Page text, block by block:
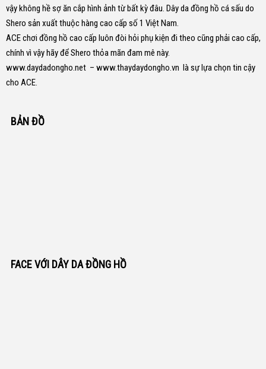
vậy không hề sợ ăn cắp hình ảnh từ bất kỳ đâu. Dây da đồng hồ cá sấu do
Shero sản xuất thuộc hàng cao cấp số 1 Việt Nam.
ACE chơi đồng hồ cao cấp luôn đòi hỏi phụ kiện đi theo cũng phải cao cấp,
chính vì vậy hãy để Shero thỏa mãn đam mê này.
www.daydadongho.net – www.thaydaydongho.vn là sự lựa chọn tin cậy
cho ACE.
BẢN ĐỒ
FACE VỚI DÂY DA ĐỒNG HỒ